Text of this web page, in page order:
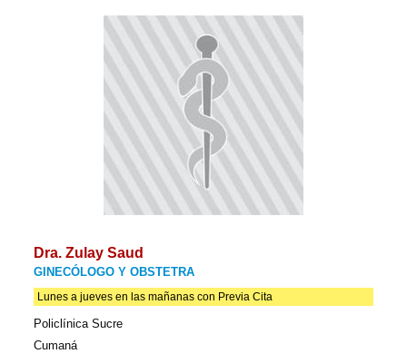
Dra. Zulay Saud
GINECÓLOGO Y OBSTETRA
Lunes a jueves en las mañanas con Previa Cita
Policlínica Sucre
Cumaná